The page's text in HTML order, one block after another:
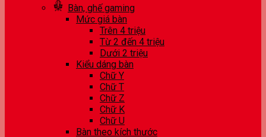
Bàn, ghế gaming
Mức giá bàn
Trên 4 triệu
Từ 2 đến 4 triệu
Dưới 2 triệu
Kiểu dáng bàn
Chữ Y
Chữ T
Chữ Z
Chữ K
Chữ U
Bàn theo kích thước